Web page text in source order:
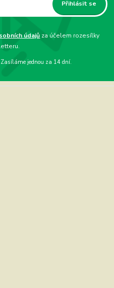
Přihlásit se
údajů za účelem rozesílky
jednou za 14 dní.